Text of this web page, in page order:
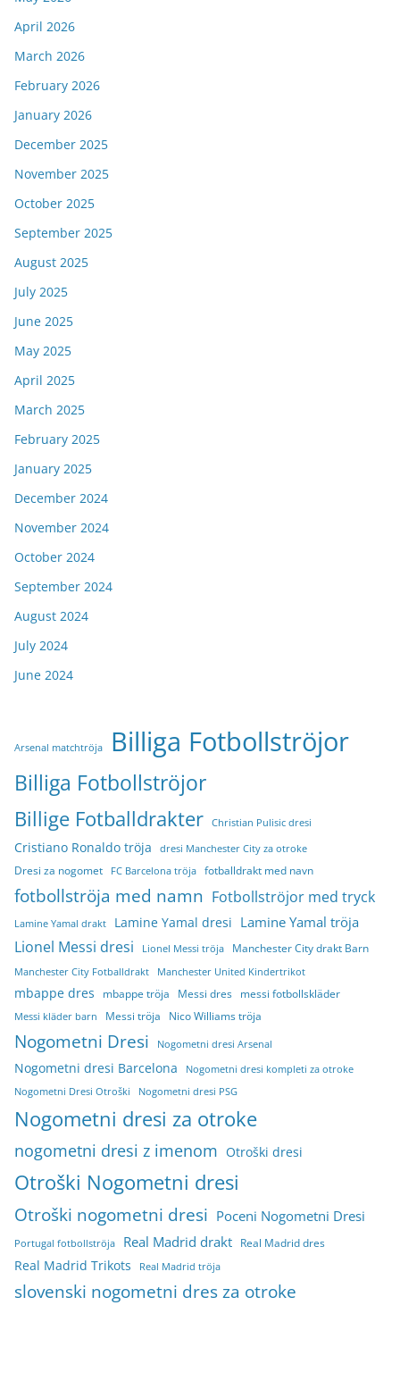
April 2026
March 2026
February 2026
January 2026
December 2025
November 2025
October 2025
September 2025
August 2025
July 2025
June 2025
May 2025
April 2025
March 2025
February 2025
January 2025
December 2024
November 2024
October 2024
September 2024
August 2024
July 2024
June 2024
Arsenal matchtröja Billiga Fotbollströjor
Billiga Fotbollströjor
Billige Fotballdrakter Christian Pulisic dresi
Cristiano Ronaldo tröja dresi Manchester City za otroke
Dresi za nogomet FC Barcelona tröja fotballdrakt med navn
fotbollströja med namn Fotbollströjor med tryck
Lamine Yamal drakt Lamine Yamal dresi Lamine Yamal tröja
Lionel Messi dresi Lionel Messi tröja Manchester City drakt Barn
Manchester City Fotballdrakt Manchester United Kindertrikot
mbappe dres mbappe tröja Messi dres messi fotbollskläder
Messi kläder barn Messi tröja Nico Williams tröja
Nogometni Dresi Nogometni dresi Arsenal
Nogometni dresi Barcelona
Nogometni dresi kompleti za otroke
Nogometni Dresi Otroški
Nogometni dresi PSG
Nogometni dresi za otroke
nogometni dresi z imenom Otroški dresi
Otroški Nogometni dresi
Otroški nogometni dresi Poceni Nogometni Dresi
Portugal fotbollströja Real Madrid drakt Real Madrid dres
Real Madrid Trikots Real Madrid tröja
slovenski nogometni dres za otroke